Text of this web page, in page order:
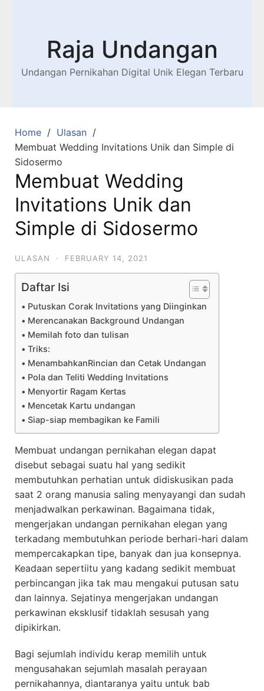
Raja Undangan
Undangan Pernikahan Digital Unik Elegan Terbaru
Home
Ulasan
Membuat Wedding Invitations Unik dan Simple di
Sidosermo
Membuat Wedding
Invitations Unik dan
Simple di Sidosermo
ULASAN · FEBRUARY 14, 2021
Daftar Isi
Putuskan Corak Invitations yang Diinginkan
Merencanakan Background Undangan
Memilah foto dan tulisan
Triks:
MenambahkanRincian dan Cetak Undangan
Pola dan Teliti Wedding Invitations
Menyortir Ragam Kertas
Mencetak Kartu undangan
Siap-siap membagikan ke Famili
Membuat undangan pernikahan elegan dapat
disebut sebagai suatu hal yang sedikit
membutuhkan perhatian untuk didiskusikan pada
saat 2 orang manusia saling menyayangi dan sudah
menjadwalkan perkawinan. Bagaimana tidak,
mengerjakan undangan pernikahan elegan yang
terkadang membutuhkan periode berhari-hari dalam
mempercakapkan tipe, banyak dan jua konsepnya.
Keadaan sepertiitu yang kadang sedikit membuat
perbincangan jika tak mau mengakui putusan satu
dan lainnya. Sejatinya mengerjakan undangan
perkawinan eksklusif tidaklah sesusah yang
dipikirkan.
Bagi sejumlah individu kerap memilih untuk
mengusahakan sejumlah masalah perayaan
pernikahannya, diantaranya yaitu untuk bab